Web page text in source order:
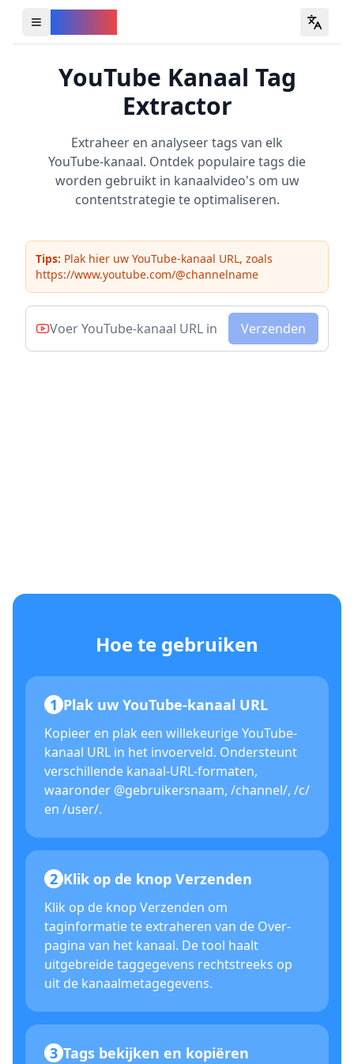
Open all YouTube tools
YouTube Kanaal Tag
Extractor
Extraheer en analyseer tags van elk
YouTube-kanaal. Ontdek populaire tags die
worden gebruikt in kanaalvideo's om uw
contentstrategie te optimaliseren.
Tips: Plak hier uw YouTube-kanaal URL, zoals
https://www.youtube.com/@channelname
Verzenden
Hoe te gebruiken
1 Plak uw YouTube-kanaal URL
Kopieer en plak een willekeurige YouTube-
kanaal URL in het invoerveld. Ondersteunt
verschillende kanaal-URL-formaten,
waaronder @gebruikersnaam, /channel/, /c/
en /user/.
2 Klik op de knop Verzenden
Klik op de knop Verzenden om
taginformatie te extraheren van de Over-
pagina van het kanaal. De tool haalt
uitgebreide taggegevens rechtstreeks op
uit de kanaalmetagegevens.
3 Tags bekijken en kopiëren